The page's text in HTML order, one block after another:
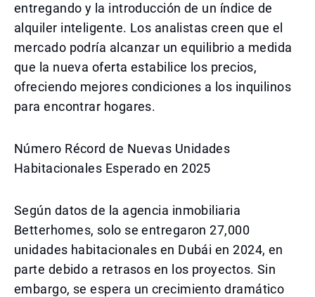
entregando y la introducción de un índice de
alquiler inteligente. Los analistas creen que el
mercado podría alcanzar un equilibrio a medida
que la nueva oferta estabilice los precios,
ofreciendo mejores condiciones a los inquilinos
para encontrar hogares.
Número Récord de Nuevas Unidades
Habitacionales Esperado en 2025
Según datos de la agencia inmobiliaria
Betterhomes, solo se entregaron 27,000
unidades habitacionales en Dubái en 2024, en
parte debido a retrasos en los proyectos. Sin
embargo, se espera un crecimiento dramático